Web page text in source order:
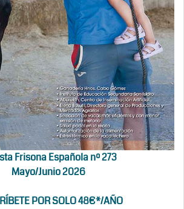
Frisona Española nº 273
Mayo/Junio 2026
POR SOLO 48€*/AÑO